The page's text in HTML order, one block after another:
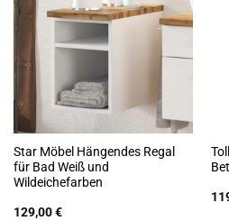
Star Möbel Hängendes Regal
für Bad Weiß und
Wildeichefarben
129,00€